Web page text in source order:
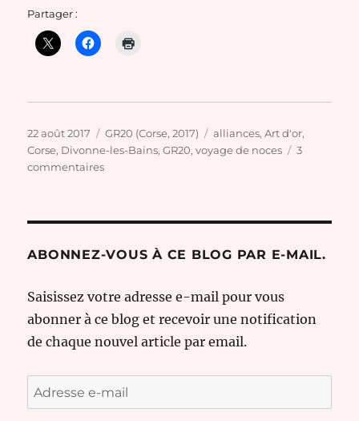
Partager :
Publié
le
22 août 2017 Catégories
GR20 (Corse, 2017) Étiquettes
alliances,Art d'or,
Corse, Divonne-les-Bains,GR20,voyage de noces
3
commentairessur
voyage
moins
de
ABONNEZ-VOUS À CE BLOG PAR E-MAIL.
Saisissez votre adresse e-mail pour vous
abonner à ce blog et recevoir une notification
de chaque nouvel article par email.
Adresse
e-